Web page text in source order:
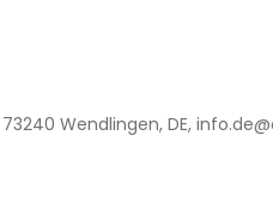
Wendlingen, DE,